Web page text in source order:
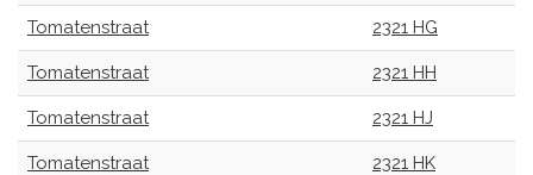
Tomatenstraat 2321 HG
Tomatenstraat 2321 HH
Tomatenstraat 2321 HJ
Tomatenstraat 2321 HK